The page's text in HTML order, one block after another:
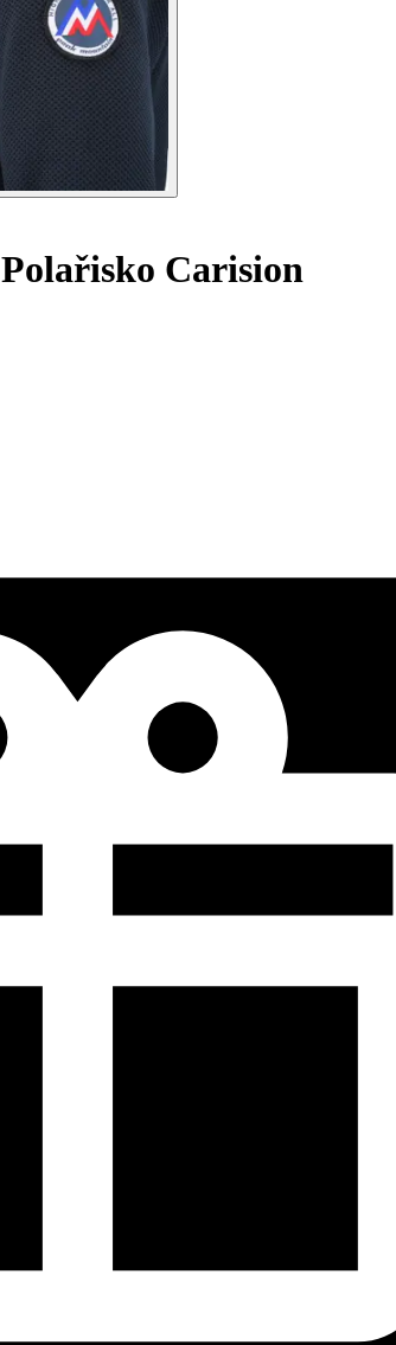
Polařisko Carision